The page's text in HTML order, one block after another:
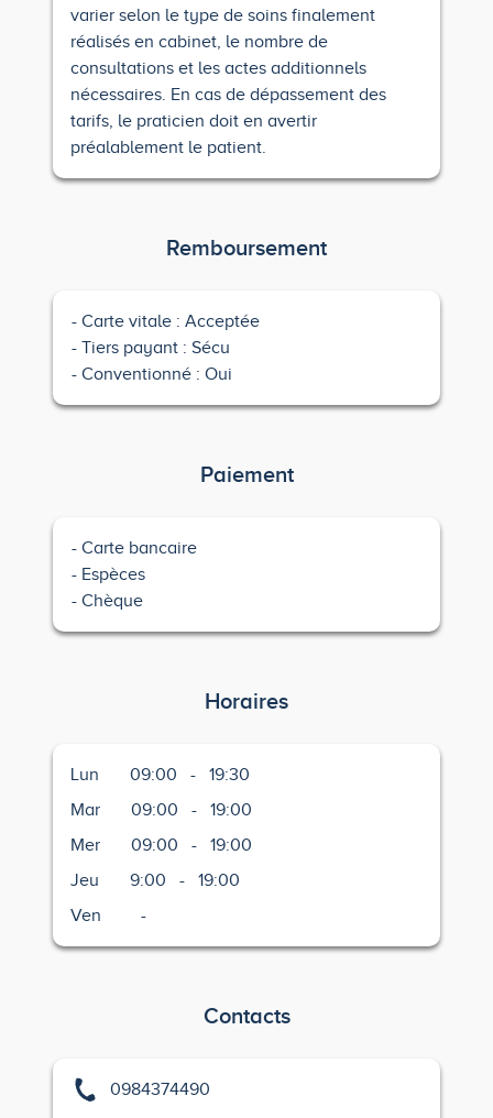
varier selon le type de soins finalement
réalisés en cabinet, le nombre de
consultations et les actes additionnels
nécessaires. En cas de dépassement des
tarifs, le praticien doit en avertir
préalablement le patient.
Remboursement
Carte vitale : Acceptée
Tiers payant : Sécu
Conventionné : Oui
Paiement
Carte bancaire
Espèces
Chèque
Horaires
Lun 09:00 -
19:30
Mar
09:00 -
19:00
Mer
09:00 -
19:00
Jeu
9:00 -
19:00
Ven
-
Contacts
0984374490